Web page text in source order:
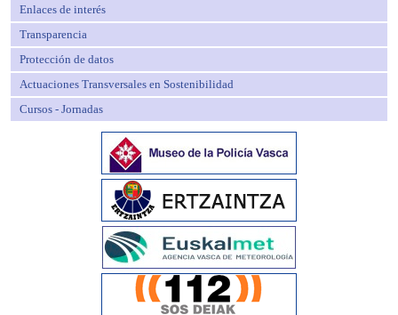
Enlaces de interés
Transparencia
Protección de datos
Actuaciones Transversales en Sostenibilidad
Cursos - Jornadas